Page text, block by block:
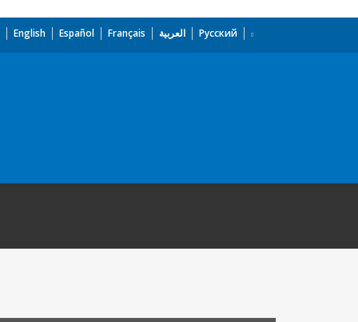
English Español Français العربية Русский